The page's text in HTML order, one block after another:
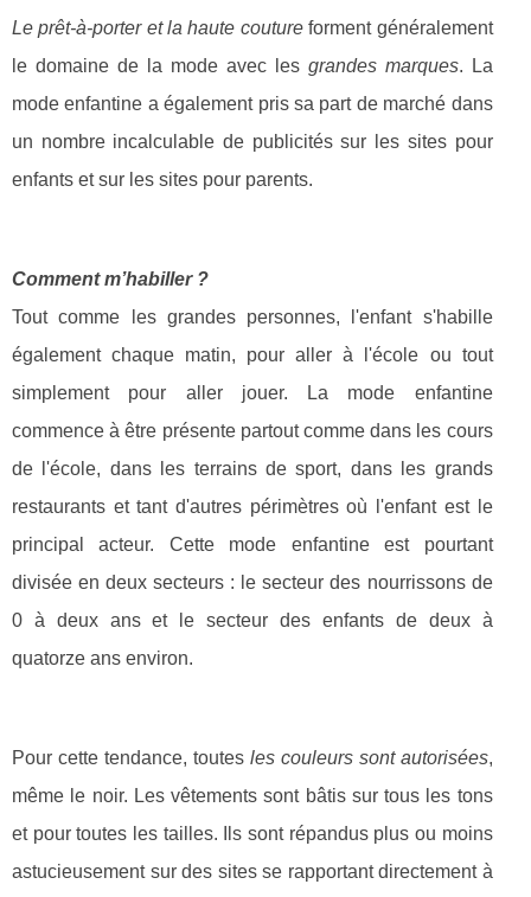
Le prêt-à-porter et la haute coutureforment généralement
le domaine de la mode avec les grandes marques. La
mode enfantine a également pris sa part de marché dans
un nombre incalculable de publicités sur les sites pour
enfants et sur les sites pour parents.
Comment m’habiller ?
Tout comme les grandes personnes, l'enfant s'habille
également chaque matin, pour aller à l'école ou tout
simplement pour aller jouer. La mode enfantine
commence à être présente partout comme dans les cours
de l'école, dans les terrains de sport, dans les grands
restaurants et tant d'autres périmètres où l'enfant est le
principal acteur. Cette mode enfantine est pourtant
divisée en deux secteurs : le secteur des nourrissons de
0 à deux ans et le secteur des enfants de deux à
quatorze ans environ.
Pour cette tendance, toutes les couleurs sont autorisées,
même le noir. Les vêtements sont bâtis sur tous les tons
et pour toutes les tailles. Ils sont répandus plus ou moins
astucieusement sur des sites se rapportant directement à